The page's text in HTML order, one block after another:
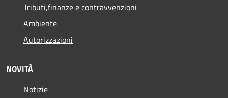
Tributi,finanze e contravvenzioni
Ambiente
Autorizzazioni
NOVITÀ
Notizie